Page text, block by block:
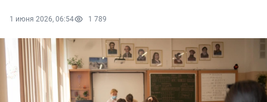
1 июня 2026, 06:54 1 789